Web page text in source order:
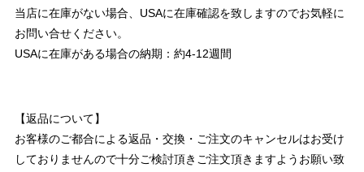
当店に在庫がない場合、USAに在庫確認を致しますのでお気軽に
お問い合せください。
USAに在庫がある場合の納期：約4-12週間
【返品について】
お客様のご都合による返品・交換・ご注文のキャンセルはお受け
しておりませんので十分ご検討頂きご注文頂きますようお願い致